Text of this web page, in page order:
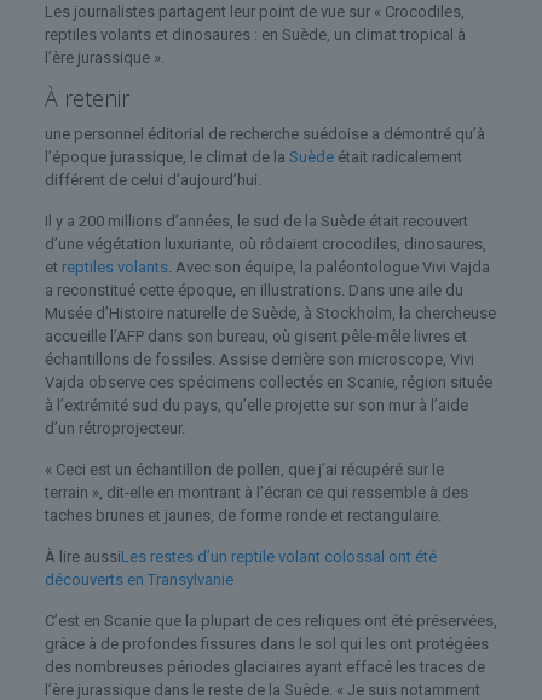
Les journalistes partagent leur point de vue sur « Crocodiles,
reptiles volants et dinosaures : en Suède, un climat tropical à
l’ère jurassique ».
À retenir
une personnel éditorial de recherche suédoise a démontré qu’à
l’époque jurassique, le climat de la Suèdeétait radicalement
différent de celui d’aujourd’hui.
Il y a 200 millions d’années, le sud de la Suède était recouvert
d’une végétation luxuriante, où rôdaient crocodiles, dinosaures,
et reptiles volants. Avec son équipe, la paléontologue Vivi Vajda
a reconstitué cette époque, en illustrations. Dans une aile du
Musée d’Histoire naturelle de Suède, à Stockholm, la chercheuse
accueille l’AFP dans son bureau, où gisent pêle-mêle livres et
échantillons de fossiles. Assise derrière son microscope, Vivi
Vajda observe ces spécimens collectés en Scanie, région située
à l’extrémité sud du pays, qu’elle projette sur son mur à l’aide
d’un rétroprojecteur.
« Ceci est un échantillon de pollen, que j’ai récupéré sur le
terrain », dit-elle en montrant à l’écran ce qui ressemble à des
taches brunes et jaunes, de forme ronde et rectangulaire.
À lire aussiLes restes d’un reptile volant colossal ont été
découverts en Transylvanie
C’est en Scanie que la plupart de ces reliques ont été préservées,
grâce à de profondes fissures dans le sol qui les ont protégées
des nombreuses périodes glaciaires ayant effacé les traces de
l’ère jurassique dans le reste de la Suède. « Je suis notamment